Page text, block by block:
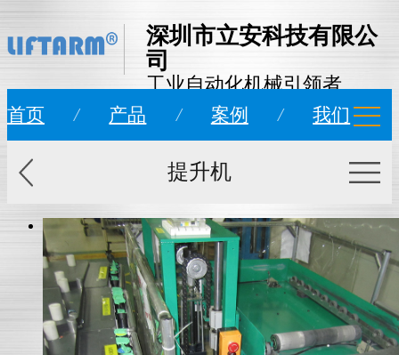
深圳市立安科技有限公
司
工业自动化机械引领者
首页 / 产品 / 案例 / 我们
提升机